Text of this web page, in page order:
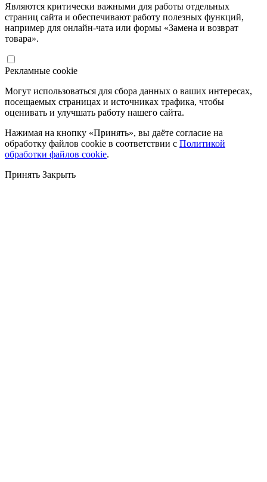
Являются критически важными для работы отдельных
страниц сайта и обеспечивают работу полезных функций,
например для онлайн-чата или формы «Замена и возврат
товара».
Рекламные cookie
Могут использоваться для сбора данных о ваших интересах,
посещаемых страницах и источниках трафика, чтобы
оценивать и улучшать работу нашего сайта.
Нажимая на кнопку «Принять», вы даёте согласие на
обработку файлов cookie в соответствии с Политикой
обработки файлов cookie.
Принять Закрыть